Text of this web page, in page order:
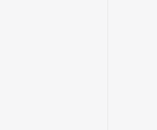
Batman (HD -